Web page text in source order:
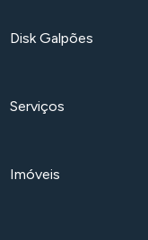
Disk Galpões
Serviços
Imóveis